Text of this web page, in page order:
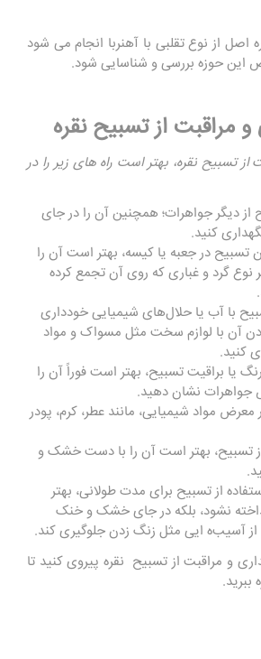
اصل از نوع تقلبی با آهنربا انجام می شود
حوزه بررسی و شناسایی شود.
مراقبت از تسبیح نقره
از تسبیح نقره، بهتر است راه‌ های زیر را در
از دیگر جواهرات؛ همچنین آن را در جای
کنید.
تسبیح در جعبه یا کیسه، بهتر است آن را
نوع گرد و غباری که روی آن تجمع کرده
.
با آب یا حلال‌های شیمیایی خودداری
آن با لوازم سخت مثل مسواک و مواد
کنید.
یا براقیت تسبیح، بهتر است فوراً آن را
نشان دهید.
معرض مواد شیمیایی، مانند عطر، کرم، پودر
تسبیح، بهتر است آن را با دست خشک و
.
از تسبیح برای مدت طولانی، بهتر
نشود، بلکه در جای خشک و خنک
از آسیب‌ه ایی مثل زنگ زدن جلوگیری کند.
و مراقبت از تسبیح نقره پیروی کنید تا
ببرید.